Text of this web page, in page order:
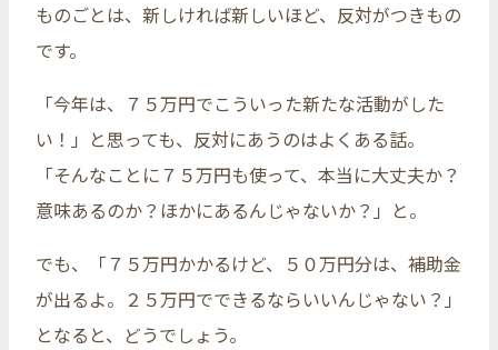
ものごとは、新しければ新しいほど、反対がつきもの
です。
「今年は、７５万円でこういった新たな活動がした
い！」と思っても、反対にあうのはよくある話。
「そんなことに７５万円も使って、本当に大丈夫か？
意味あるのか？ほかにあるんじゃないか？」と。
でも、「７５万円かかるけど、５０万円分は、補助金
が出るよ。２５万円でできるならいいんじゃない？」
となると、どうでしょう。